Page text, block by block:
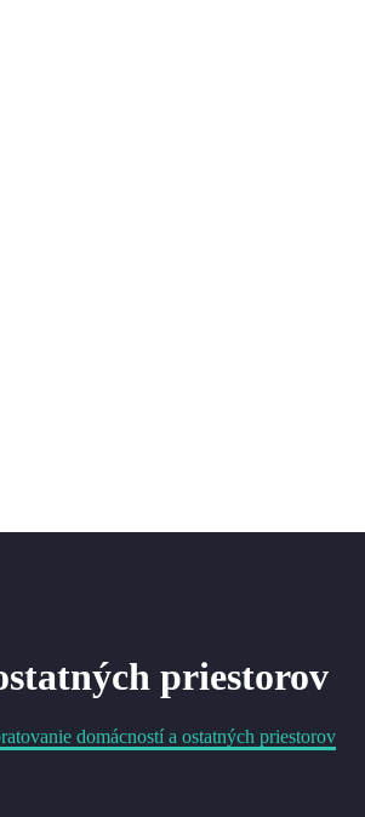
priestorov
domácností a ostatných priestorov